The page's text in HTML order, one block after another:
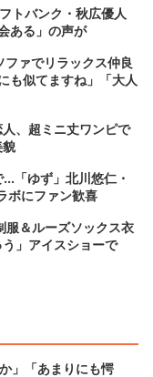
トバンク・秋広優人
ある」の声が
ァでリラックス仲良
も似てますね」「大人
、超ミニ丈ワンピで
「ゆず」北川悠仁・
にファン歓喜
服＆ルーズソックス衣
」アイスショーで
」「あまりにも愕